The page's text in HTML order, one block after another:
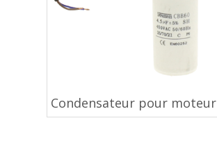
Condensateur pour moteur